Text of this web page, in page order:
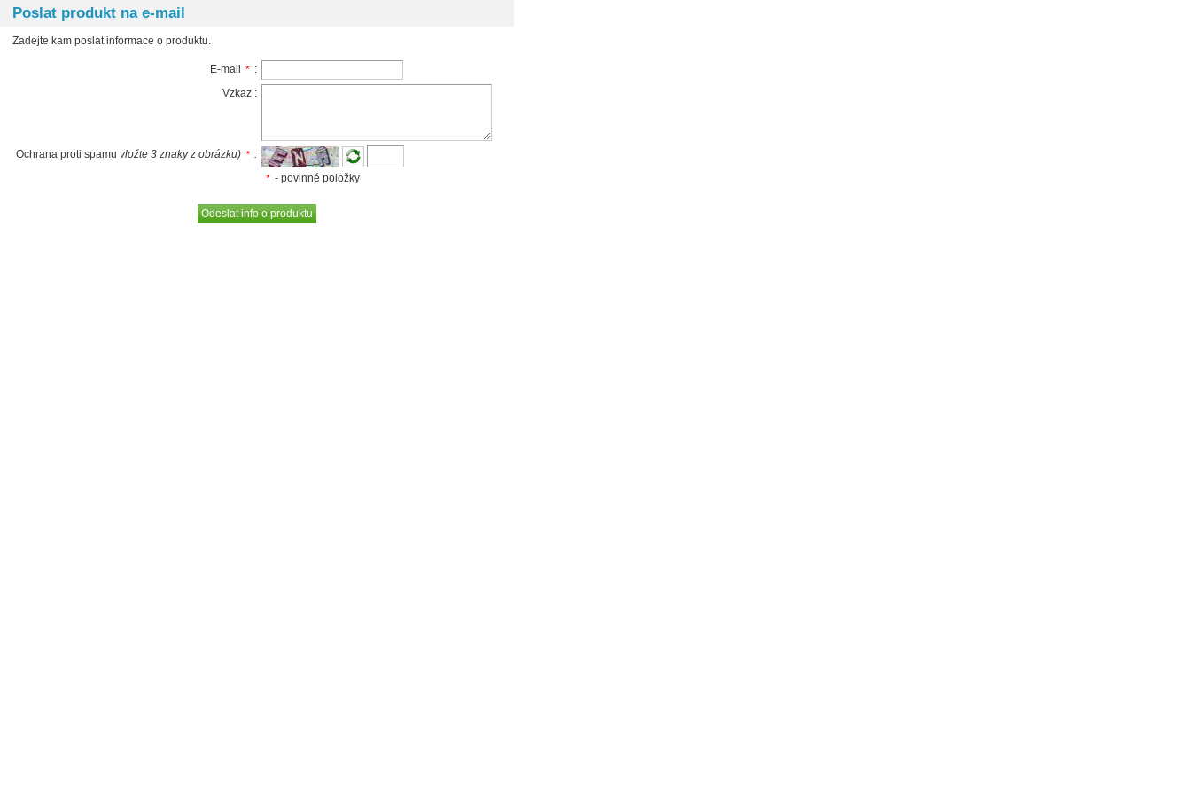
Poslat produkt na e-mail
Zadejte kam poslat informace o produktu.
E-mail * :
Vzkaz :
Ochrana proti spamu vložte 3 znaky z obrázku) * :
* - povinné položky